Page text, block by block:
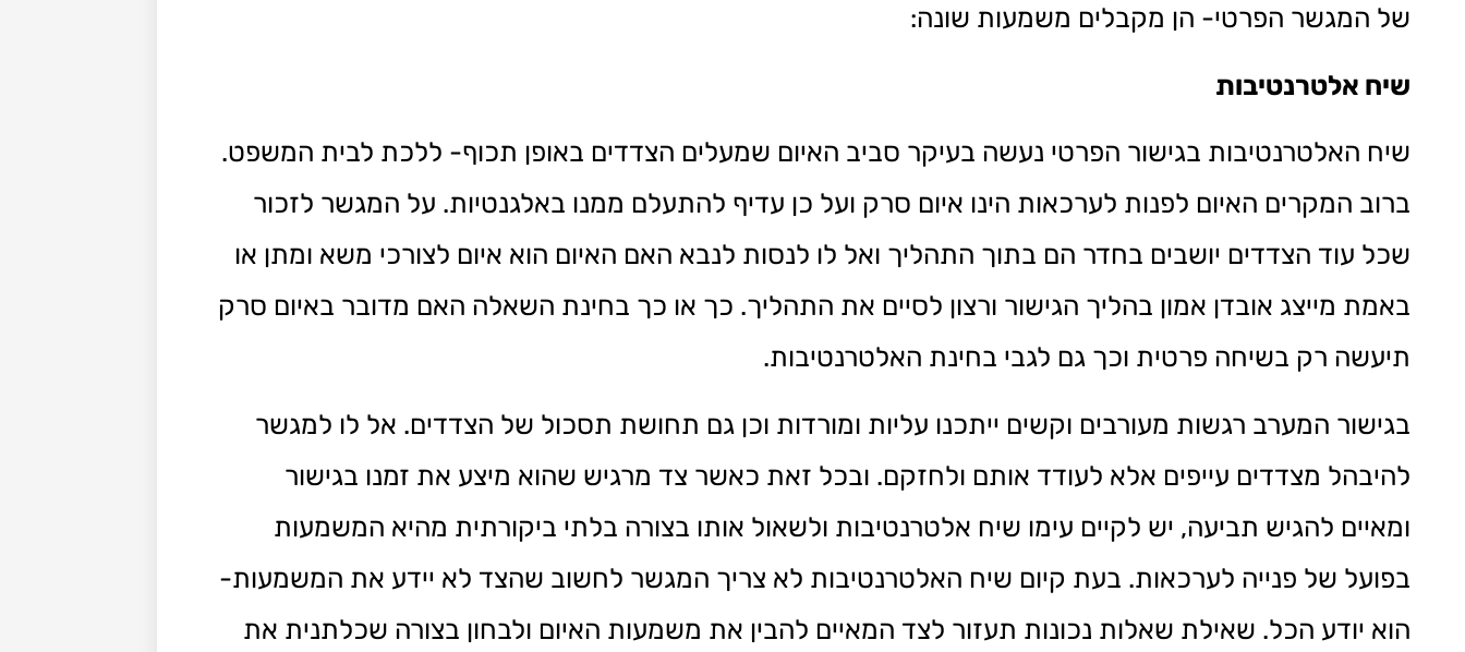
של המגשר הפרטי- הן מקבלים משמעות שונה:
שיח אלטרנטיבות
שיח האלטרנטיבות בגישור הפרטי נעשה בעיקר סביב האיום שמעלים הצדדים באופן תכוף- ללכת לבית המשפט.
ברוב המקרים האיום לפנות לערכאות הינו איום סרק ועל כן עדיף להתעלם ממנו באלגנטיות. על המגשר לזכור
שכל עוד הצדדים יושבים בחדר הם בתוך התהליך ואל לו לנסות לנבא האם האיום הוא איום לצורכי משא ומתן או
באמת מייצג אובדן אמון בהליך הגישור ורצון לסיים את התהליך. כך או כך בחינת השאלה האם מדובר באיום סרק
תיעשה רק בשיחה פרטית וכך גם לגבי בחינת האלטרנטיבות.
בגישור המערב רגשות מעורבים וקשים ייתכנו עליות ומורדות וכן גם תחושת תסכול של הצדדים. אל לו למגשר
להיבהל מצדדים עייפים אלא לעודד אותם ולחזקם. ובכל זאת כאשר צד מרגיש שהוא מיצע את זמנו בגישור
ומאיים להגיש תביעה, יש לקיים עימו שיח אלטרנטיבות ולשאול אותו בצורה בלתי ביקורתית מהיא המשמעות
בפועל של פנייה לערכאות. בעת קיום שיח האלטרנטיבות לא צריך המגשר לחשוב שהצד לא יידע את המשמעות-
הוא יודע הכל. שאילת שאלות נכונות תעזור לצד המאיים להבין את משמעות האיום ולבחון בצורה שכלתנית את